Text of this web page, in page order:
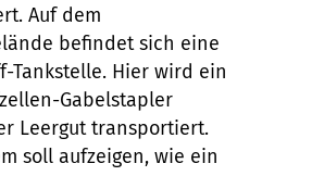
Auf dem
befindet sich eine
Tankstelle. Hier wird ein
Gabelstapler
Leergut transportiert.
soll aufzeigen, wie ein